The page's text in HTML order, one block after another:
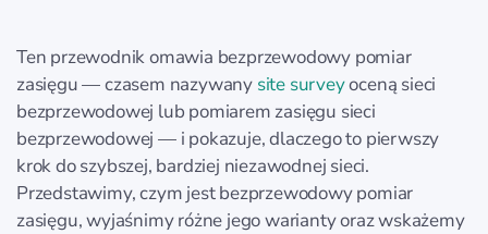
Ten przewodnik omawia bezprzewodowy pomiar
zasięgu — czasem nazywany site surveyoceną sieci
bezprzewodowej lub pomiarem zasięgu sieci
bezprzewodowej — i pokazuje, dlaczego to pierwszy
krok do szybszej, bardziej niezawodnej sieci.
Przedstawimy, czym jest bezprzewodowy pomiar
zasięgu, wyjaśnimy różne jego warianty oraz wskażemy